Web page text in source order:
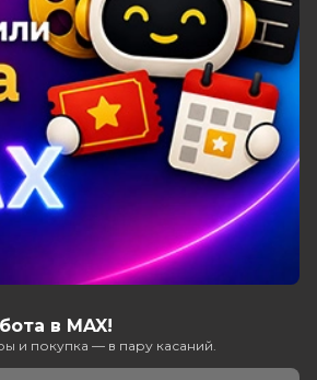
в MAX!
и покупка — в пару касаний.